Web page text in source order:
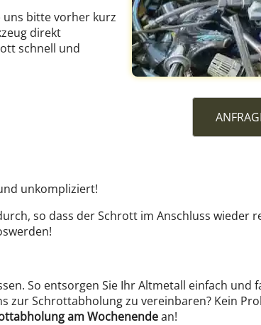
uns bitte vorher kurz
direkt
schnell und
unkompliziert!
so dass der Schrott im Anschluss wieder
So entsorgen Sie Ihr Altmetall einfach und
Schrottabholung zu vereinbaren? Kein
am Wochenendean!